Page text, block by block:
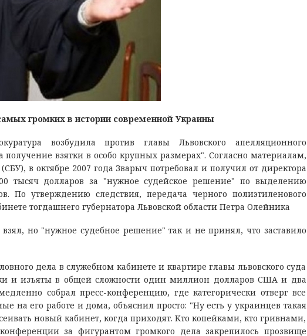
громких в истории современной Украины
возбудила против главы Львовского апелляционного
получение взятки в особо крупных размерах". Согласно материалам,
в октябре 2007 года Зварыч потребовал и получил от директора
тысяч долларов за "нужное судейское решение" по выделению
По утверждению следствия, передача черного полиэтиленового
тогдашнего губернатора Львовской области Петра Олейника
но "нужное судебное решение" так и не принял, что заставило
дела в служебном кабинете и квартире главы львовского суда
и изъяты в общей сложности один миллион долларов США и два
собрал пресс-конференцию, где категорически отверг все
его работе и дома, объяснил просто: "Ну есть у украинцев такая
новый кабинет, когда приходят. Кто копейками, кто гривнами,
за фигурантом громкого дела закрепилось прозвище